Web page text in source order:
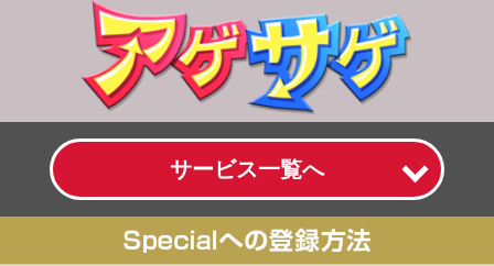
サービス一覧へ